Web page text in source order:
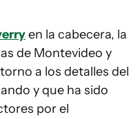
en la cabecera, la
de Montevideo y
a los detalles del
y que ha sido
por el